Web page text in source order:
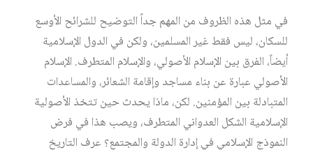
في مثل هذه الظروف من المهم جداً التوضيح للشرائح الأوسع
للسكان، ليس فقط غير المسلمين، ولكن في الدول الإسلامية
أيضاً، الفرق بين الإسلام الأصولي، والإسلام المتطرف. الإسلام
الأصولي عبارة عن بناء مساجد وإقامة الشعائر، والمساعدات
المتبادلة بين المؤمنين. لكن، ماذا يحدث حين تتخذ الأصولية
الإسلامية الشكل العدواني المتطرف، ويصب هذا في فرض
النموذج الإسلامي في إدارة الدولة والمجتمع؟ عرف التاريخ